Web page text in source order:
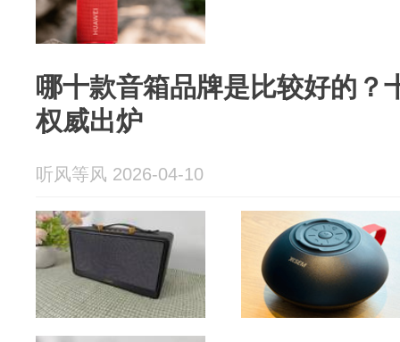
哪十款音箱品牌是比较好的？
权威出炉
听风等风 2026-04-10